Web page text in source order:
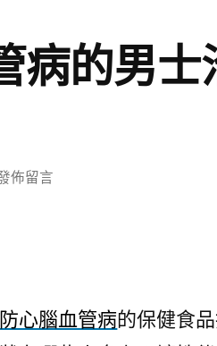
病的男
佈留言
心腦血管病的保健食